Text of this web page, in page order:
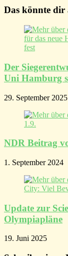
Das könnte dir
Der
Uni Hamburg
29. September 2025
NDR Beitrag
1. September 2024
Update zur
Olympiapläne
19. Juni 2025